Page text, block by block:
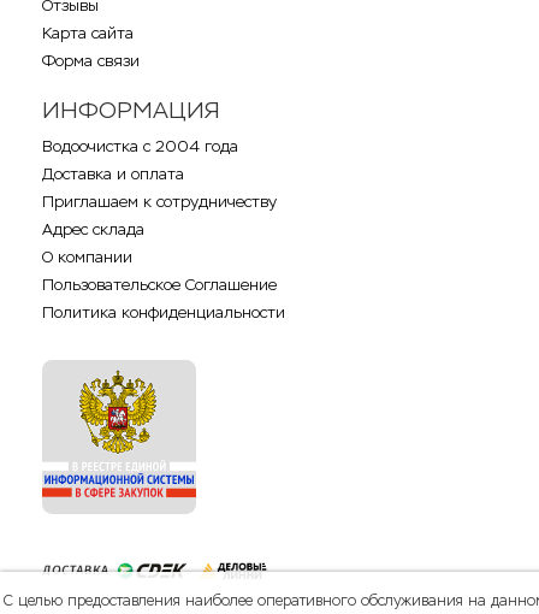
Отзывы
Карта сайта
Форма связи
ИНФОРМАЦИЯ
Водоочистка с 2004 года
Доставка и оплата
Приглашаем к сотрудничеству
Адрес склада
О компании
Пользовательское Соглашение
Политика конфиденциальности
С целью предоставления наиболее оперативного обслуживания на